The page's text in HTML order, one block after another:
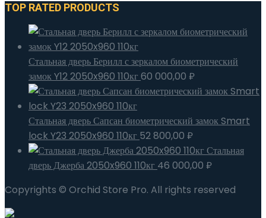
TOP RATED PRODUCTS
Стальная дверь Берилл с зеркалом биометрический
замок Y12 2050x960 110кг 60 000,00 ₽
Стальная дверь Сапсан биометрический замок Smart
lock Y23 2050x960 110кг 52 800,00 ₽
Стальная
дверь Джерба 2050x960 110кг 46 000,00 ₽
Copyrights © Orchid Store Pro. All rights reserved